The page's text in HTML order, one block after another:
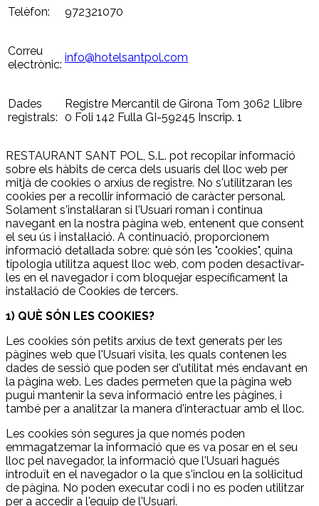
Telèfon: 972321070
Correu
electrònic:
info@hotelsantpol.com
Dades
registrals:
Registre Mercantil de Girona Tom 3062 Llibre
0 Foli 142 Fulla GI-59245 Inscrip. 1
RESTAURANT SANT POL, S.L. pot recopilar informació
sobre els hàbits de cerca dels usuaris del lloc web per
mitjà de cookies o arxius de registre. No s'utilitzaran les
cookies per a recollir informació de caràcter personal.
Solament s'instal·laran si l'Usuari roman i continua
navegant en la nostra pàgina web, entenent que consent
el seu ús i instal·lació. A continuació, proporcionem
informació detallada sobre: què són les "cookies", quina
tipologia utilitza aquest lloc web, com poden desactivar-
les en el navegador i com bloquejar específicament la
instal·lació de Cookies de tercers.
1) QUÈ SÓN LES COOKIES?
Les cookies són petits arxius de text generats per les
pàgines web que l'Usuari visita, les quals contenen les
dades de sessió que poden ser d'utilitat més endavant en
la pàgina web. Les dades permeten que la pàgina web
pugui mantenir la seva informació entre les pàgines, i
també per a analitzar la manera d'interactuar amb el lloc.
Les cookies són segures ja que només poden
emmagatzemar la informació que es va posar en el seu
lloc pel navegador, la informació que l'Usuari hagués
introduït en el navegador o la que s'inclou en la sol·licitud
de pàgina. No poden executar codi i no es poden utilitzar
per a accedir a l'equip de l'Usuari.